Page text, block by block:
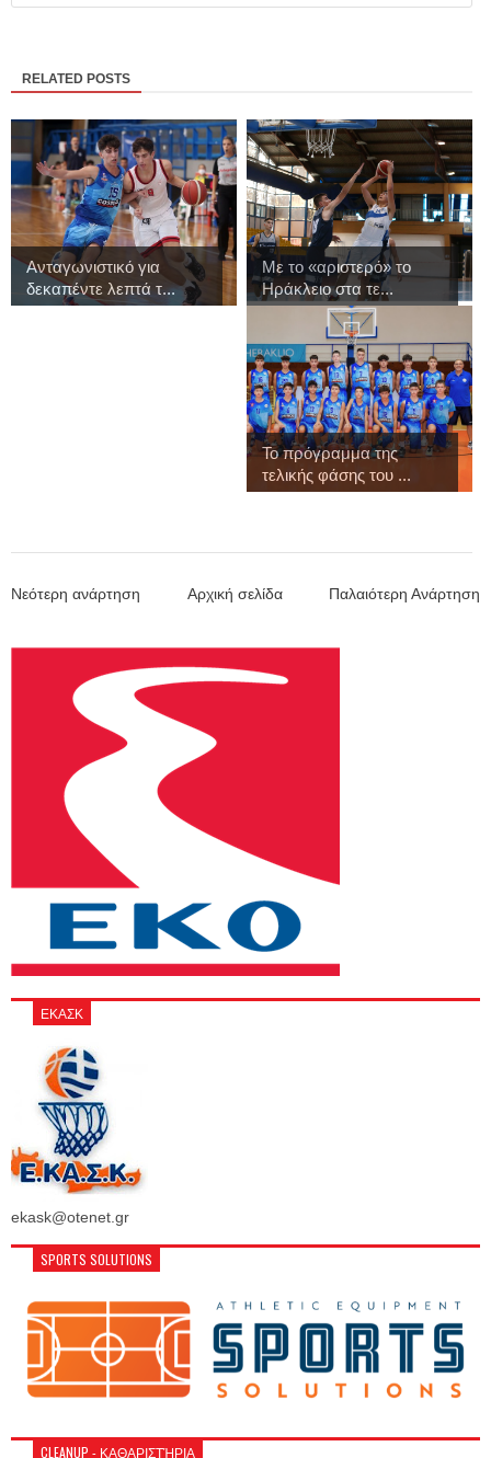
RELATED POSTS
Ανταγωνιστικό για
δεκαπέντε λεπτά τ...
Με το «αριστερό» το
Ηράκλειο στα τε...
Το πρόγραμμα της
τελικής φάσης του ...
Νεότερη ανάρτηση Παλαιότερη Ανάρτηση
Αρχική σελίδα
ΕΚΑΣΚ
ekask@otenet.gr
SPORTS SOLUTIONS
CLEANUP - ΚΑΘΑΡΙΣΤΉΡΙΑ